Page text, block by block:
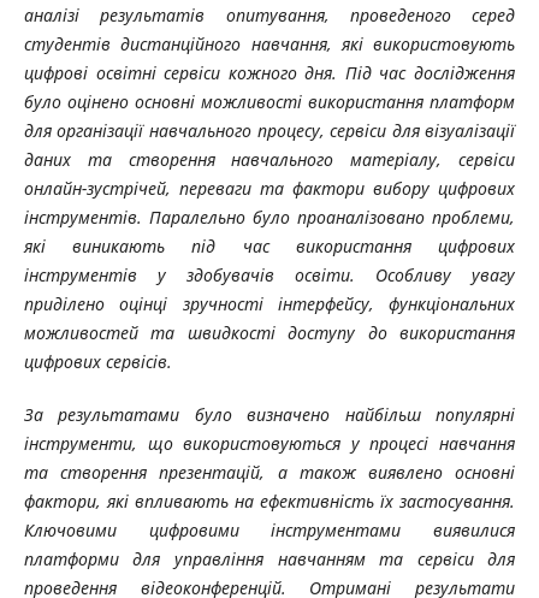
аналізі результатів опитування, проведеного серед
студентів дистанційного навчання, які використовують
цифрові освітні сервіси кожного дня. Під час дослідження
було оцінено основні можливості використання платформ
для організації навчального процесу, сервіси для візуалізації
даних та створення навчального матеріалу, сервіси
онлайн-зустрічей, переваги та фактори вибору цифрових
інструментів. Паралельно було проаналізовано проблеми,
які виникають під час використання цифрових
інструментів у здобувачів освіти. Особливу увагу
приділено оцінці зручності інтерфейсу, функціональних
можливостей та швидкості доступу до використання
цифрових сервісів.
За результатами було визначено найбільш популярні
інструменти, що використовуються у процесі навчання
та створення презентацій, а також виявлено основні
фактори, які впливають на ефективність їх застосування.
Ключовими цифровими інструментами виявилися
платформи для управління навчанням та сервіси для
проведення відеоконференцій. Отримані результати